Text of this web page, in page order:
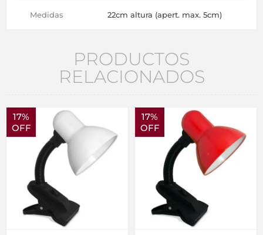
Medidas 22cm altura (apert. max. 5cm)
PRODUCTOS
RELACIONADOS
17%
OFF
17%
OFF